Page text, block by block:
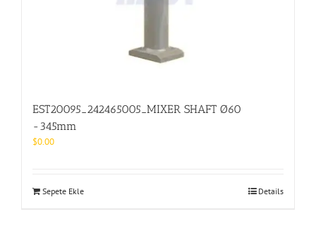
EST20095_242465005_MIXER SHAFT Ø60
-345mm
$0.00
Sepete Ekle Details